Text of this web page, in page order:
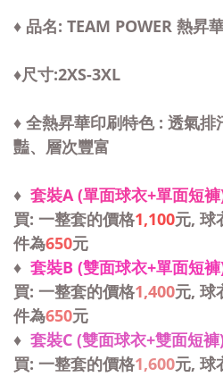
♦ 品名: TEAM POWER 熱昇
♦尺寸:2XS-3XL
♦ 全熱昇華印刷特色 : 透氣
豔、層次豐富
♦ 套裝A (單面球衣+單面短
買: 一整套的價格1,100元, 球
件為650元
♦ 套裝B (雙面球衣+單面短
買: 一整套的價格1,400元, 球
件為650元
♦ 套裝C (雙面球衣+雙面短
買: 一整套的價格1,600元, 球